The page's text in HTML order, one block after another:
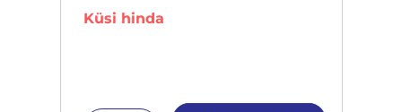
Küsi hinda